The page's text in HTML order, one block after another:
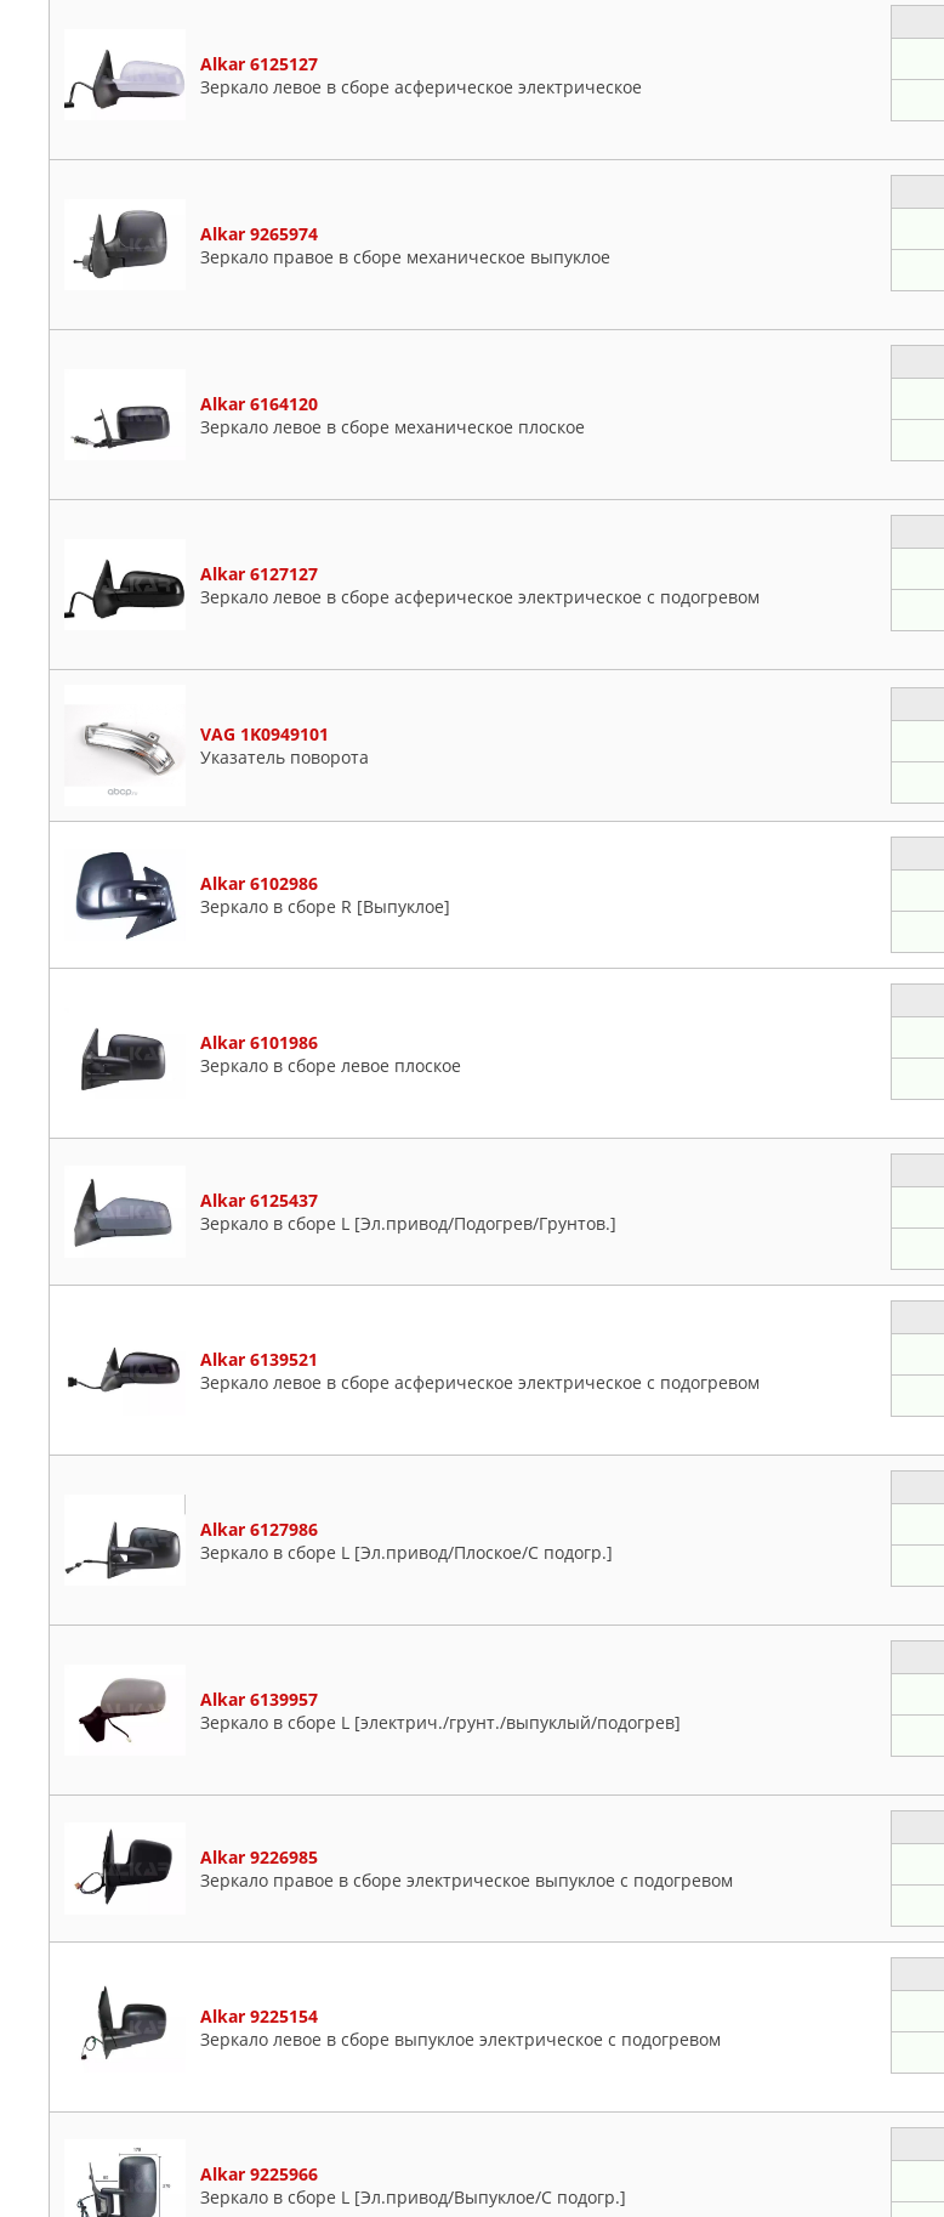
Alkar 6125127
Зеркало левое в сборе асферическое электрическое
Alkar 9265974
Зеркало правое в сборе механическое выпуклое
Alkar 6164120
Зеркало левое в сборе механическое плоское
Alkar 6127127
Зеркало левое в сборе асферическое электрическое с подогревом
VAG 1K0949101
Указатель поворота
Alkar 6102986
Зеркало в сборе R [Выпуклое]
Alkar 6101986
Зеркало в сборе левое плоское
Alkar 6125437
Зеркало в сборе L [Эл.привод/Подогрев/Грунтов.]
Alkar 6139521
Зеркало левое в сборе асферическое электрическое с подогревом
Alkar 6127986
Зеркало в сборе L [Эл.привод/Плоское/С подогр.]
Alkar 6139957
Зеркало в сборе L [электрич./грунт./выпуклый/подогрев]
Alkar 9226985
Зеркало правое в сборе электрическое выпуклое с подогревом
Alkar 9225154
Зеркало левое в сборе выпуклое электрическое с подогревом
Alkar 9225966
Зеркало в сборе L [Эл.привод/Выпуклое/С подогр.]